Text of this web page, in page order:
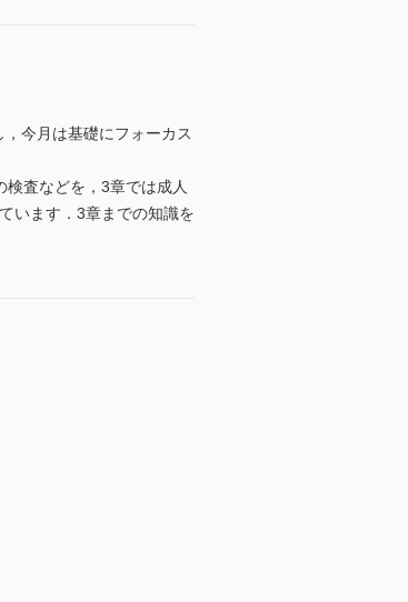
今月は基礎にフォーカス
査などを，3章では成人
います．3章までの知識を